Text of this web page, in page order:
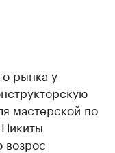
рынка у
мастерской по
возрос